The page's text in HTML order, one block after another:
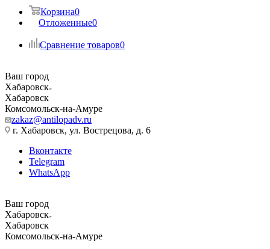
Корзина0
Отложенные0
Сравнение товаров0
Ваш город
Хабаровск
Хабаровск
Комсомольск-на-Амуре
zakaz@antilopadv.ru
г. Хабаровск, ул. Вострецова, д. 6
Вконтакте
Telegram
WhatsApp
Ваш город
Хабаровск
Хабаровск
Комсомольск-на-Амуре